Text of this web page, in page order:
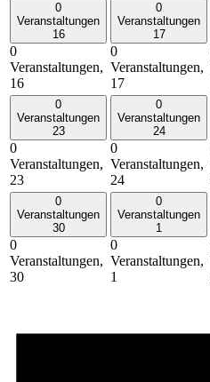
0
Veranstaltungen
16
0
Veranstaltungen,
16
0
Veranstaltungen
17
0
Veranstaltungen,
17
0
Veranstaltungen
23
0
Veranstaltungen,
23
0
Veranstaltungen
24
0
Veranstaltungen,
24
0
Veranstaltungen
30
0
Veranstaltungen,
30
0
Veranstaltungen
1
0
Veranstaltungen,
1